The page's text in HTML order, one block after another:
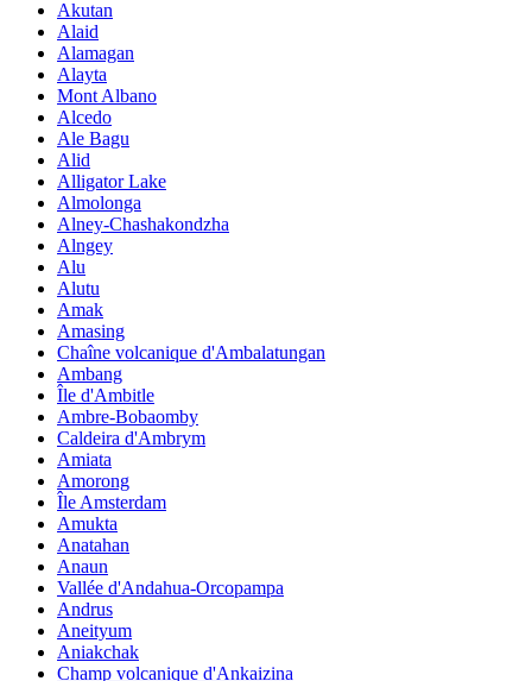
Akutan
Alaid
Alamagan
Alayta
Mont Albano
Alcedo
Ale Bagu
Alid
Alligator Lake
Almolonga
Alney-Chashakondzha
Alngey
Alu
Alutu
Amak
Amasing
Chaîne volcanique d'Ambalatungan
Ambang
Île d'Ambitle
Ambre-Bobaomby
Caldeira d'Ambrym
Amiata
Amorong
Île Amsterdam
Amukta
Anatahan
Anaun
Vallée d'Andahua-Orcopampa
Andrus
Aneityum
Aniakchak
Champ volcanique d'Ankaizina